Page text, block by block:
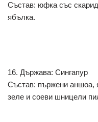
Състав: юфка със
ябълка.
16. Държава: Сингапур
Състав: пържени аншоа,
зеле и соеви шницели